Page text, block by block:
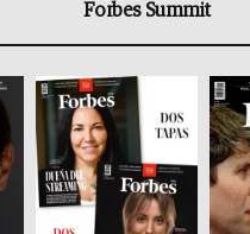
Forbes Summit